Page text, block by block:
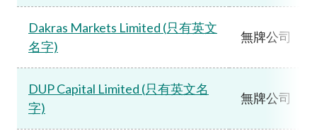
Dakras Markets Limited (只有英文
名字)
無牌公司
DUP Capital Limited (只有英文名
字)
無牌公司